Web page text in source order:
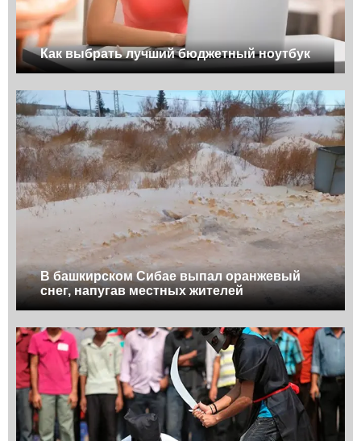
Как выбрать лучший бюджетный ноутбук
В башкирском Сибае выпал оранжевый
снег, напугав местных жителей